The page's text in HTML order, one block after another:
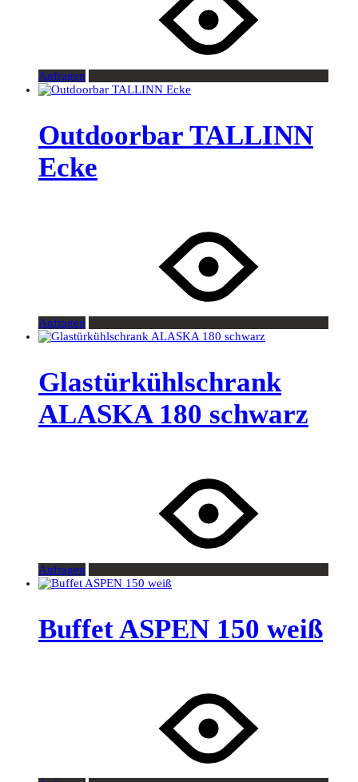
Anfragen
Outdoorbar TALLINN
Ecke
Anfragen
Glastürkühlschrank
ALASKA 180 schwarz
Anfragen
Buffet ASPEN 150 weiß